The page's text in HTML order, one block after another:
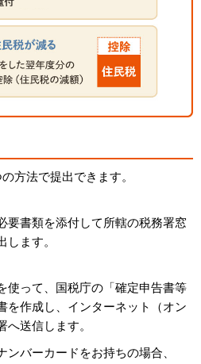
方法で提出できます。
要書類を添付して所轄の税務署窓
ます。
使って、国税庁の「確定申告書等
を作成し、インターネット（オン
送信します。
バーカードをお持ちの場合、